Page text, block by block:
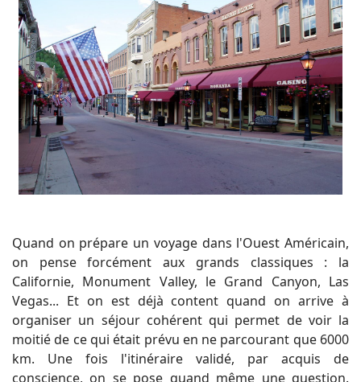
Quand on prépare un voyage dans l'Ouest Américain,
on pense forcément aux grands classiques : la
Californie, Monument Valley, le Grand Canyon, Las
Vegas... Et on est déjà content quand on arrive à
organiser un séjour cohérent qui permet de voir la
moitié de ce qui était prévu en ne parcourant que 6000
km. Une fois l'itinéraire validé, par acquis de
conscience, on se pose quand même une question.